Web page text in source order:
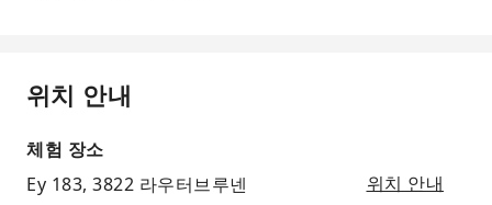
위치 안내
체험 장소
Ey 183, 3822 라우터브루넨
위치 안내